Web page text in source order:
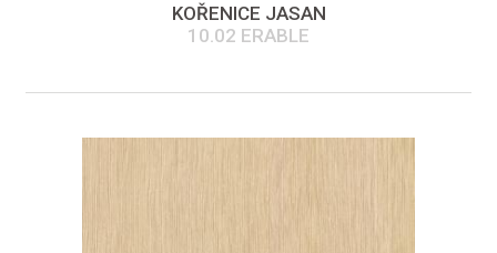
KOŘENICE JASAN
10.02 ERABLE